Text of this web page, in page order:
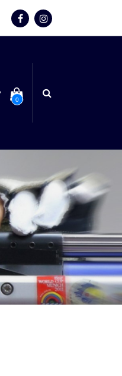
0